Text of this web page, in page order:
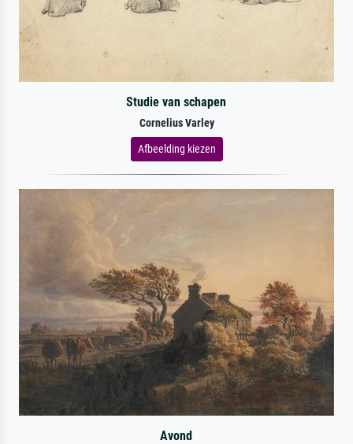
Studie van schapen
Cornelius Varley
Afbeelding kiezen
Avond